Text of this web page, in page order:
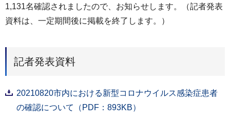
1,131名確認されましたので、お知らせします。（記者発表
資料は、一定期間後に掲載を終了します。）
記者発表資料
20210820市内における新型コロナウイルス感染症患者
の確認について（PDF：893KB）